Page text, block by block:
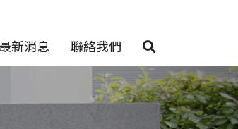
最新消息 聯絡我們
Next